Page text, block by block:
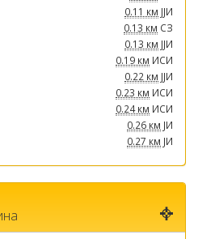
0.11 км ЈЈИ
0.13 км СЗ
0.13 км ЈЈИ
0.19 км ИСИ
0.22 км ЈЈИ
0.23 км ИСИ
0.24 км ИСИ
0.26 км ЈИ
0.27 км ЈИ